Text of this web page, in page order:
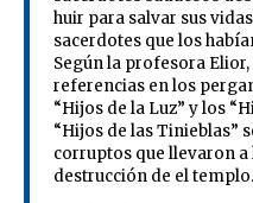
huir para salvar sus
sacerdotes que los
Según la profesora
referencias en los
“Hijos de la Luz” y los
“Hijos de las Tinieblas”
corruptos que llevaron
destrucción de el templo.